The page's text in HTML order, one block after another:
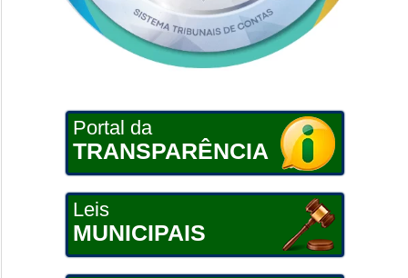
Portal da
TRANSPARÊNCIA
Leis
MUNICIPAIS